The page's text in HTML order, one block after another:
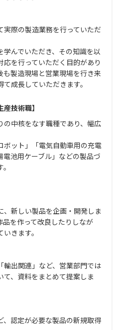
際の製造業務を行っていただ
んでいただき、その知識を以
を行っていただく目的があり
も製造現場と営業現場を行き来
成長していただきます。
技術職】
の中核をなす職種であり、幅広
ボット」「電気自動車用の充電
池用ケーブル」などの製品づ
新しい製品を企画・開発しま
を作って改良したりしなが
きます。
出関連」など、営業部門では
、資料をまとめて提案しま
認定が必要な製品の新規取得